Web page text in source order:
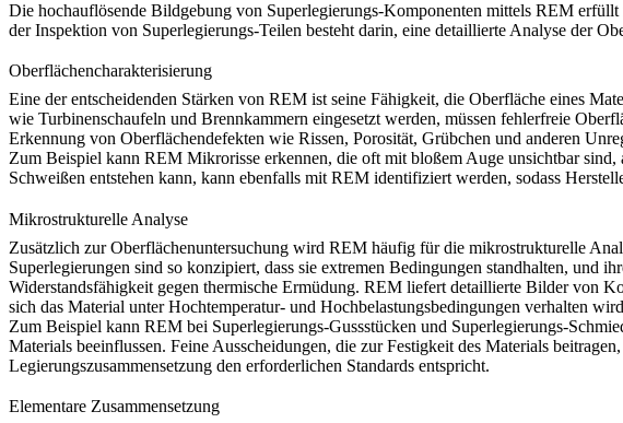
Die hochauflösende Bildgebung von Superlegierungs-Komponenten mittels REM
der Inspektion von Superlegierungs-Teilen besteht darin, eine detaillierte Analyse der
Oberflächencharakterisierung
Eine der entscheidenden Stärken von REM ist seine Fähigkeit, die Oberfläche eines
wie Turbinenschaufeln und Brennkammern eingesetzt werden, müssen fehlerfreie
Erkennung von Oberflächendefekten wie Rissen, Porosität, Grübchen und anderen
Zum Beispiel kann REM Mikrorisse erkennen, die oft mit bloßem Auge unsichtbar
Schweißen entstehen kann, kann ebenfalls mit REM identifiziert werden, sodass
Mikrostrukturelle Analyse
Zusätzlich zur Oberflächenuntersuchung wird REM häufig für die mikrostrukturelle
Superlegierungen sind so konzipiert, dass sie extremen Bedingungen standhalten,
Widerstandsfähigkeit gegen thermische Ermüdung. REM liefert detaillierte Bilder von
sich das Material unter Hochtemperatur- und Hochbelastungsbedingungen verhalten
Zum Beispiel kann REM bei Superlegierungs-Gussstücken und Superlegierungs-
Materials beeinflussen. Feine Ausscheidungen, die zur Festigkeit des Materials
Legierungszusammensetzung den erforderlichen Standards entspricht.
Elementare Zusammensetzung